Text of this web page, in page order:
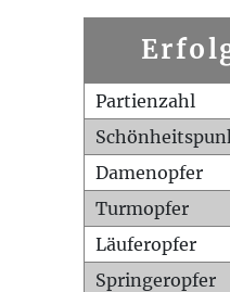
Partienzahl
Damenopfer
Turmopfer
Läuferopfer
Springeropfer